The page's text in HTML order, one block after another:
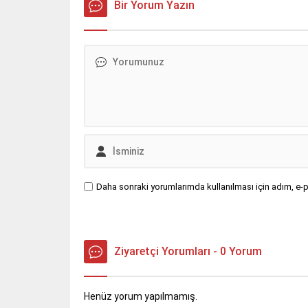
yüklü TIR, Nusaybin’den Cizre
istikametine seyir halindeyken
sürücüsünün direksiyon
orta refüjdeki demir bariyerlere
düştü.
Bir Yorum Yazın
Daha sonraki yorumlarımda kullanılması için adım,
Ziyaretçi Yorumları - 0 Yorum
Henüz yorum yapılmamış.